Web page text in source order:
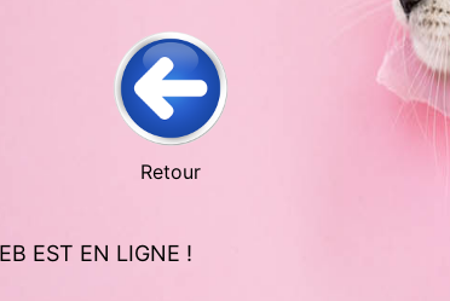
Retour
EST EN LIGNE !